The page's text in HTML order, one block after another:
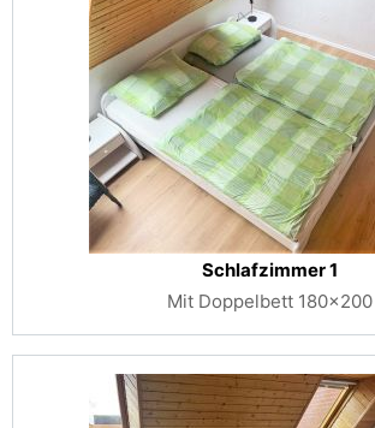
Schlafzimmer 1
Mit Doppelbett 180x200